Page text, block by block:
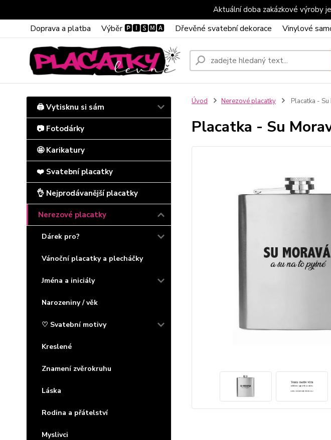
Aktuální doba zakázkové výroby
Doprava a platba Výběr 🅿🅸🆂🅼🅰 Dřevěné svatební dekorace Vinylové
🖨️ Vytisknu si sám
📷 Fotodárky
🤩 Karikatury
❤️ Svatební placatky
👌 Nejprodávanější placatky
Nerezové placatky
Dárek pro?
Vánoční placatky a plecháčky
Jména a iniciály
Narozeniny / věk
♡ Svatební motivy
Kreslené
Znamení zvěrokruhu
Láska
Rodina a přátelství
Myslivci
Úvod Nerezové placatky Placatka - Su
Placatka - Su